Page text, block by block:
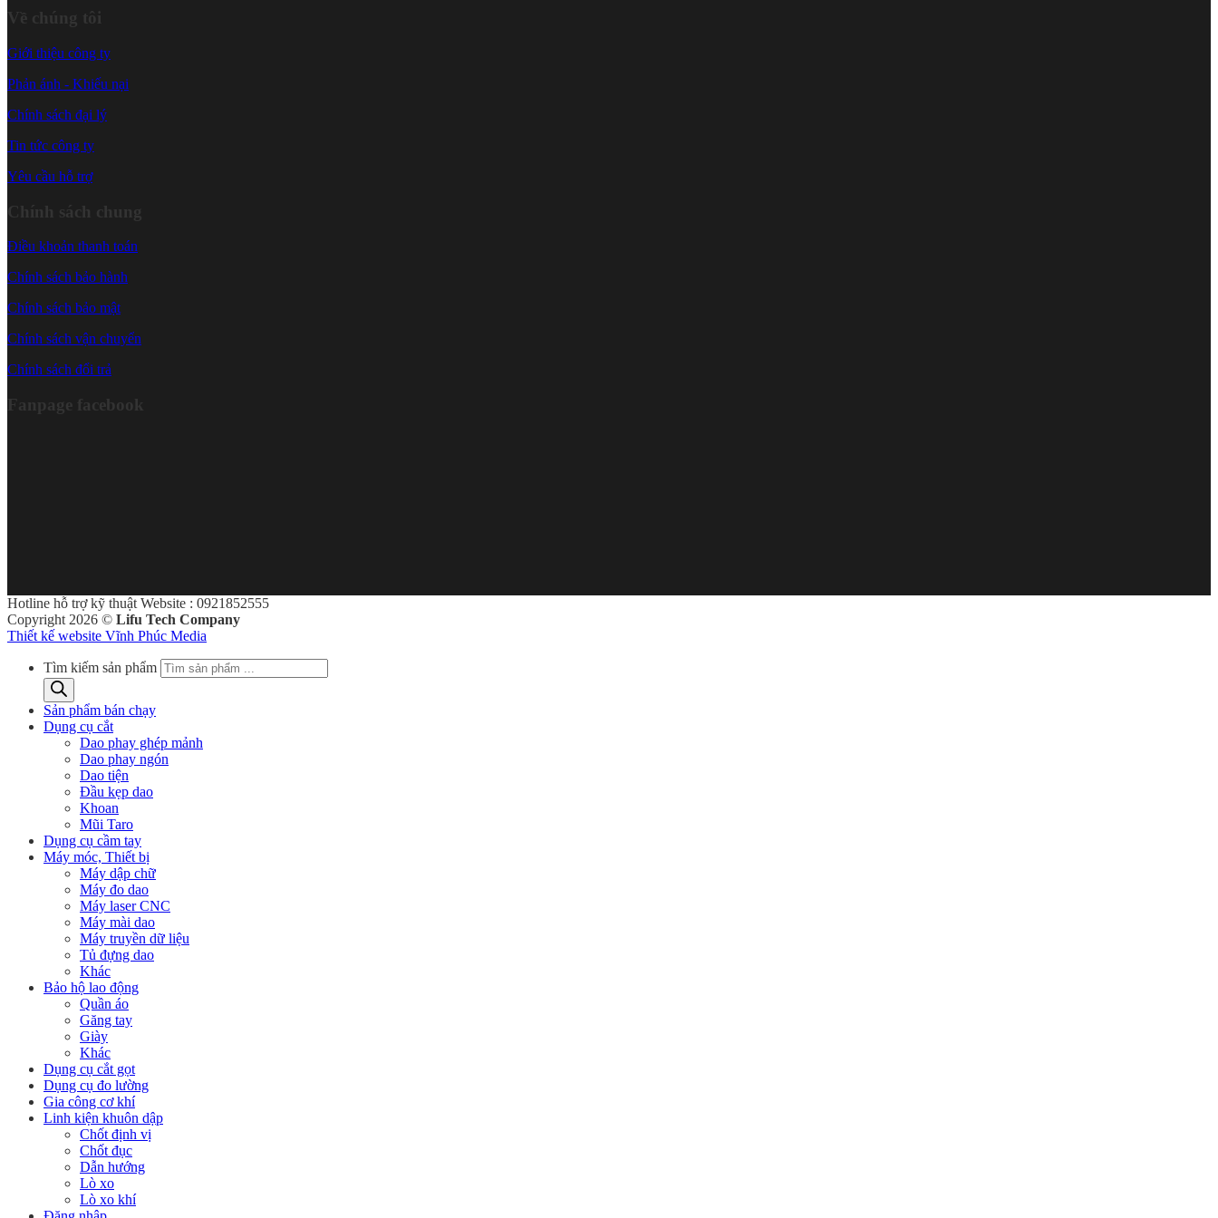
Về chúng tôi
Giới thiệu công ty
Phản ánh - Khiếu nại
Chính sách đại lý
Tin tức công ty
Yêu cầu hỗ trợ
Chính sách chung
Điều khoản thanh toán
Chính sách bảo hành
Chính sách bảo mật
Chính sách vận chuyển
Chính sách đổi trả
Fanpage facebook
Hotline hỗ trợ kỹ thuật Website : 0921852555
Copyright 2026 © Lifu Tech Company
Thiết kế website Vĩnh Phúc Media
Tìm kiếm sản phẩm
Sản phẩm bán chạy
Dụng cụ cắt
Dao phay ghép mảnh
Dao phay ngón
Dao tiện
Đầu kẹp dao
Khoan
Mũi Taro
Dụng cụ cầm tay
Máy móc, Thiết bị
Máy dập chữ
Máy đo dao
Máy laser CNC
Máy mài dao
Máy truyền dữ liệu
Tủ đựng dao
Khác
Bảo hộ lao động
Quần áo
Găng tay
Giày
Khác
Dụng cụ cắt gọt
Dụng cụ đo lường
Gia công cơ khí
Linh kiện khuôn dập
Chốt định vị
Chốt đục
Dẫn hướng
Lò xo
Lò xo khí